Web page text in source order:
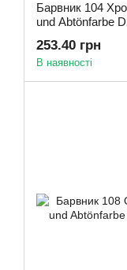
Барвник 104
und Abtönfarbe
253.40 грн
В наявності